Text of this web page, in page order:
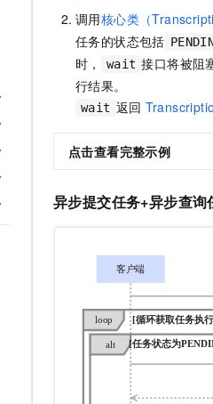
调用核心类（
任务的状态包括
时，
wait 接口将被阻
行结果。
wait 返回
点击查看完整示例
异步提交任务+异步查询